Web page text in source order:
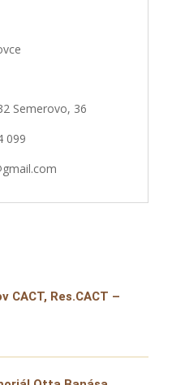
Semerovo, 36
099
CACT, Res.CACT –